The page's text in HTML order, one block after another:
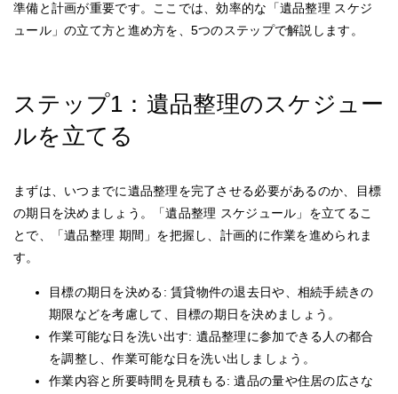
準備と計画が重要です。ここでは、効率的な「遺品整理 スケジ
ュール」の立て方と進め方を、5つのステップで解説します。
ステップ1：遺品整理のスケジュー
ルを立てる
まずは、いつまでに遺品整理を完了させる必要があるのか、目標
の期日を決めましょう。「遺品整理 スケジュール」を立てるこ
とで、「遺品整理 期間」を把握し、計画的に作業を進められま
す。
目標の期日を決める: 賃貸物件の退去日や、相続手続きの
期限などを考慮して、目標の期日を決めましょう。
作業可能な日を洗い出す: 遺品整理に参加できる人の都合
を調整し、作業可能な日を洗い出しましょう。
作業内容と所要時間を見積もる: 遺品の量や住居の広さな